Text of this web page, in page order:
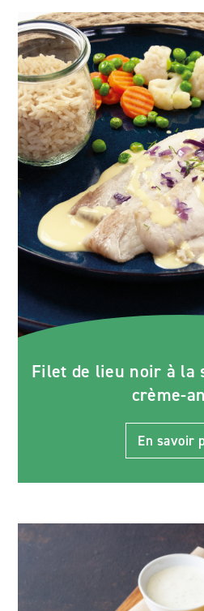
Filet de lieu noir à la
crème-
En savoir